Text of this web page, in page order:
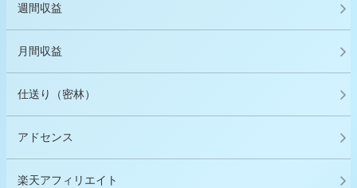
週間収益
月間収益
仕送り（密林）
アドセンス
楽天アフィリエイト